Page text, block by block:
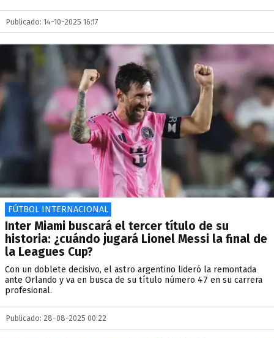
Publicado: 14-10-2025 16:17
FÚTBOL INTERNACIONAL
Inter Miami buscará el tercer título de su
historia: ¿cuándo jugará Lionel Messi la final de
la Leagues Cup?
Con un doblete decisivo, el astro argentino lideró la remontada
ante Orlando y va en busca de su título número 47 en su carrera
profesional.
Publicado: 28-08-2025 00:22